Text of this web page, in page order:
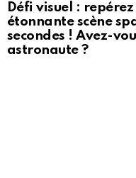
Défi visuel :
étonnante scène
secondes ! Avez-
astronaute ?